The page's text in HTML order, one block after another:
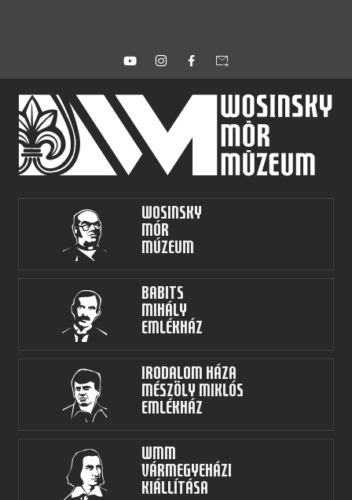
forward_to_inbox
Wosinsky
Mór
Múzeum
Babits
Mihály
Emlékház
Irodalom Háza
Mészöly Miklós
Emlékház
WMM
Vármegyeházi
kiállítása